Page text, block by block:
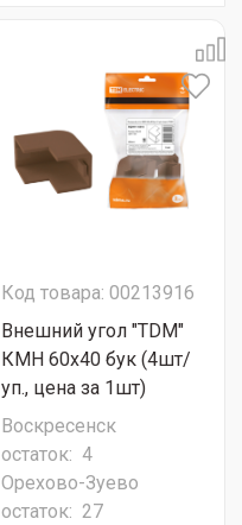
Код товара: 00213916
Внешний угол "TDM"
КМН 60х40 бук (4шт/
уп., цена за 1шт)
Воскресенск
остаток: 4
Орехово-Зуево
остаток: 27